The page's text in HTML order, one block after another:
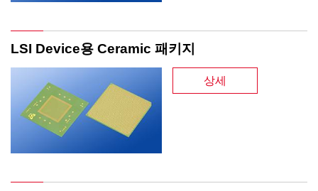
LSI Device용 Ceramic 패키지
상세